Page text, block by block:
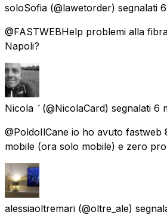
soloSofia (@lawetorder) segnalati
@FASTWEBHelp problemi alla
Napoli?
Nicola  (@NicolaCard) segnalati 6
@PoldoIlCane io ho avuto fastweb
mobile (ora solo mobile) e zero
alessiaoltremari (@oltre_ale)